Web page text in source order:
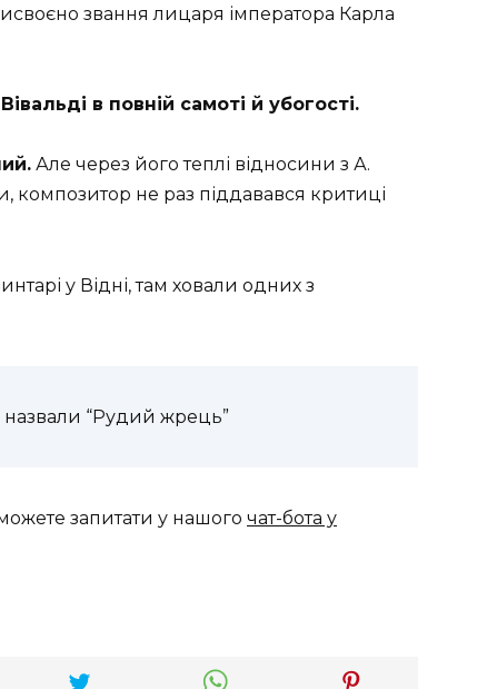
звання лицаря імператора Карла
в повній самоті й убогості.
Але через його теплі відносини з А.
композитор не раз піддавався критиці
у Відні, там ховали одних з
назвали “Рудий жрець”
запитати у нашого чат-бота у